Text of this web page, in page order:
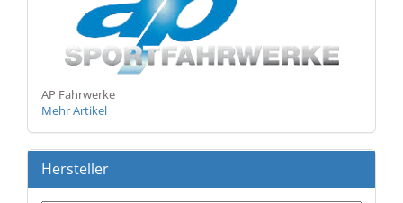
AP Fahrwerke
Mehr Artikel
Hersteller